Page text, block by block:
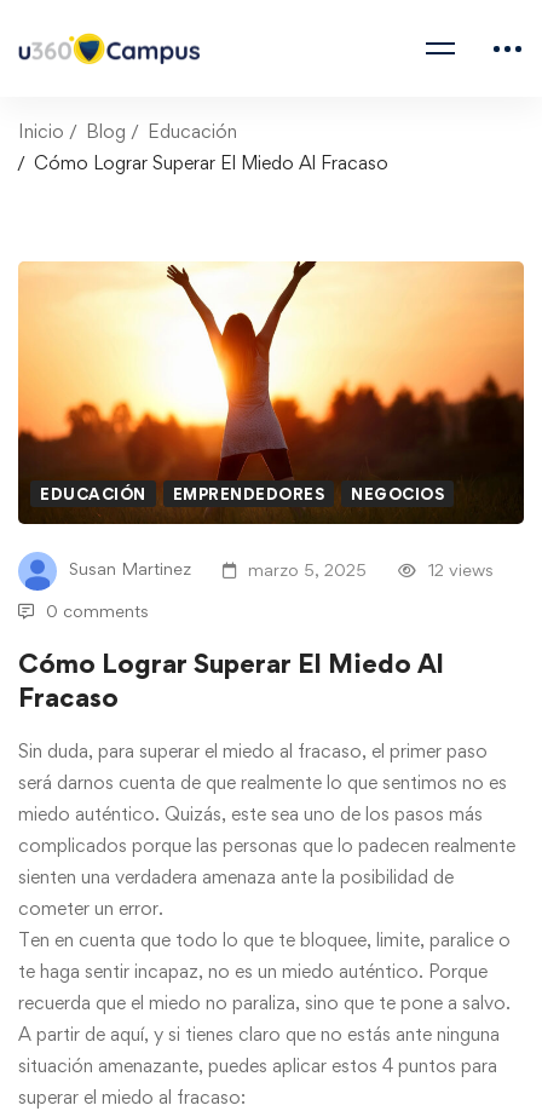
Inicio Blog
Educación
Cómo Lograr Superar El Miedo Al Fracaso
EDUCACIÓN EMPRENDEDORES NEGOCIOS
Susan Martinez marzo 5, 2025 12 views
0 comments
Cómo Lograr Superar El Miedo Al
Fracaso
Sin duda, para superar el miedo al fracaso, el primer paso
será darnos cuenta de que realmente lo que sentimos no es
miedo auténtico. Quizás, este sea uno de los pasos más
complicados porque las personas que lo padecen realmente
sienten una verdadera amenaza ante la posibilidad de
cometer un error.
Ten en cuenta que todo lo que te bloquee, limite, paralice o
te haga sentir incapaz, no es un miedo auténtico. Porque
recuerda que el miedo no paraliza, sino que te pone a salvo.
A partir de aquí, y si tienes claro que no estás ante ninguna
situación amenazante, puedes aplicar estos 4 puntos para
superar el miedo al fracaso: